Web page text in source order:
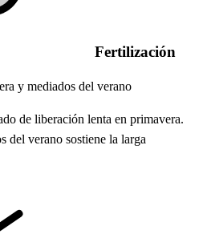
Fertilización
y mediados del verano
de liberación lenta en primavera.
del verano sostiene la larga